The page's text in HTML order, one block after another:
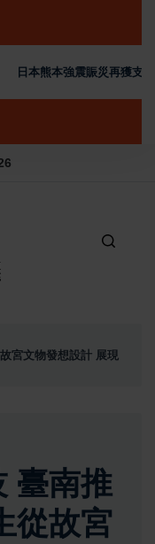
本熊本強震賑災再獲支持 台
宮文物發想設計 展現
臺南推
從故宮